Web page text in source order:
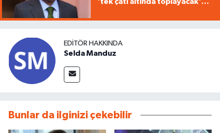
'tek çatı altında toplayacak'
EDITÖR HAKKINDA
Selda Manduz
Bunlar da ilginizi çekebilir